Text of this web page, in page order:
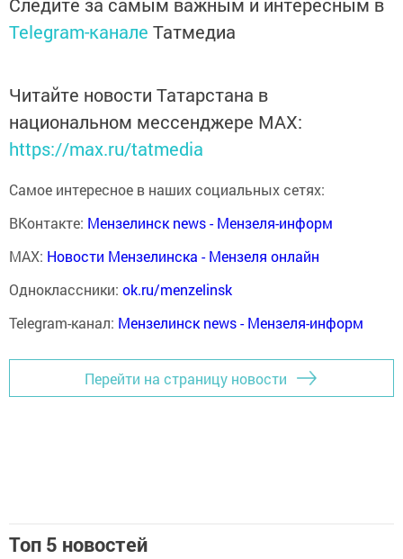
Следите за самым важным и интересным в
Telegram-канале Татмедиа
Читайте новости Татарстана в
национальном мессенджере MАХ:
https://max.ru/tatmedia
Самое интересное в наших социальных сетях:
ВКонтакте: Мензелинск news - Мензеля-информ
MAX: Новости Мензелинска - Мензеля онлайн
Одноклассники: ok.ru/menzelinsk
Telegram-канал: Мензелинск news - Мензеля-информ
Перейти на страницу новости
Топ 5 новостей